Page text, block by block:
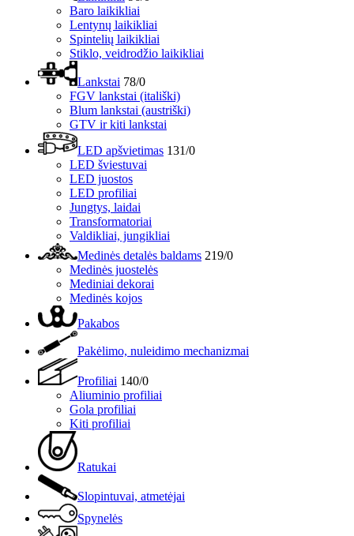
Baro laikikliai
Lentynų laikikliai
Spintelių laikikliai
Stiklo, veidrodžio laikikliai
Lankstai 78/0
FGV lankstai (itališki)
Blum lankstai (austriški)
GTV ir kiti lankstai
LED apšvietimas 131/0
LED šviestuvai
LED juostos
LED profiliai
Jungtys, laidai
Transformatoriai
Valdikliai, jungikliai
Medinės detalės baldams 219/0
Medinės juostelės
Mediniai dekorai
Medinės kojos
Pakabos
Pakėlimo, nuleidimo mechanizmai
Profiliai 140/0
Aliuminio profiliai
Gola profiliai
Kiti profiliai
Ratukai
Slopintuvai, atmetėjai
Spynelės